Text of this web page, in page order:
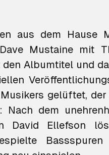
aus dem Hause
Mustaine mit
den Albumtitel und
gelüftet,
Nach dem
David Ellefson
Bassspuren